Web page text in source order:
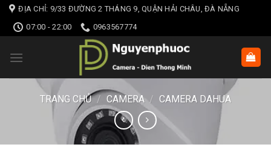
Skip
content
ĐỊA CHỈ: 9/33 ĐƯỜNG 2 THÁNG 9, QUẬN HẢI CHÂU, ĐÀ NẴNG
07:00 - 22:00
0963567774
TRANG CHỦ / CAMERA / CAMERA DAHUA